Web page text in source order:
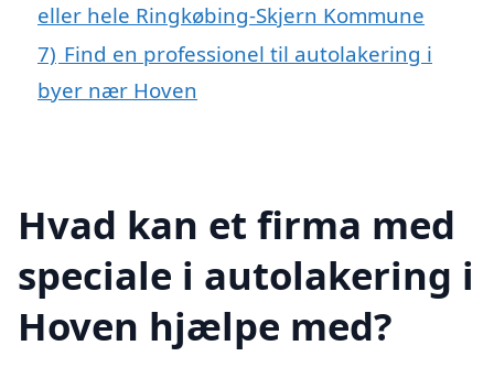
eller hele Ringkøbing-Skjern Kommune
7) Find en professionel til autolakering i
byer nær Hoven
Hvad kan et firma med
speciale i autolakering i
Hoven hjælpe med?